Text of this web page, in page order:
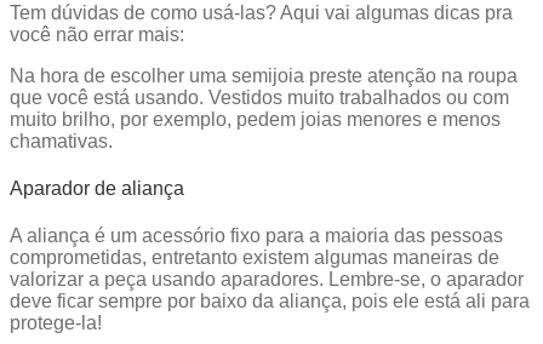
Tem dúvidas de como usá-las? Aqui vai algumas dicas pra
você não errar mais:
Na hora de escolher uma semijoia preste atenção na roupa
que você está usando. Vestidos muito trabalhados ou com
muito brilho, por exemplo, pedem joias menores e menos
chamativas.
Aparador de aliança
A aliança é um acessório fixo para a maioria das pessoas
comprometidas, entretanto existem algumas maneiras de
valorizar a peça usando aparadores. Lembre-se, o aparador
deve ficar sempre por baixo da aliança, pois ele está ali para
protege-la!